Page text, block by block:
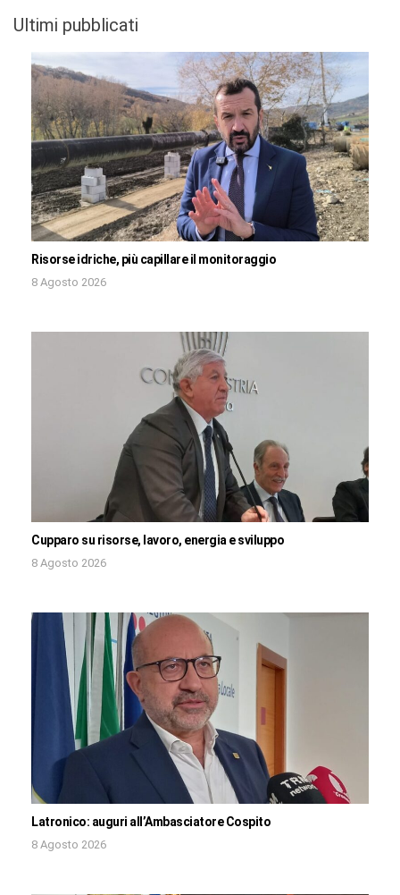
Ultimi pubblicati
Risorse idriche, più capillare il monitoraggio
8 Agosto 2026
Cupparo su risorse, lavoro, energia e sviluppo
8 Agosto 2026
Latronico: auguri all’Ambasciatore Cospito
8 Agosto 2026